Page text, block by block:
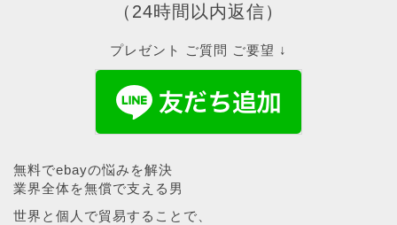
（24時間以内返信）
プレゼント ご質問 ご要望 ↓
無料でebayの悩みを解決
業界全体を無償で支える男
世界と個人で貿易することで、